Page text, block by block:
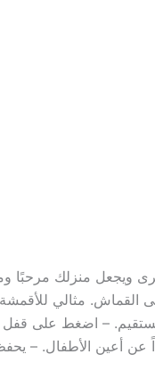
ويجعل منزلك مرحبًا
القماش. مثالي
– اضغط على قفل
– يُحفظ بعيداً عن أعين الأطفال.